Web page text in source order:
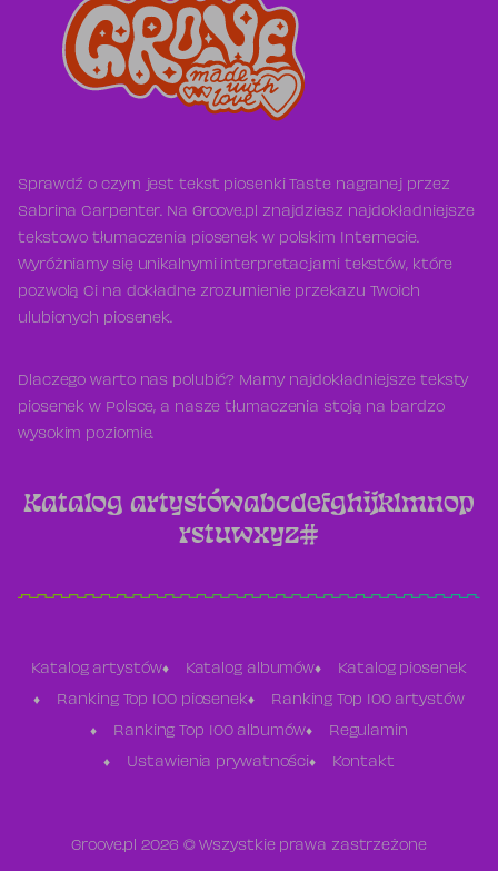
Sprawdź o czym jest tekst piosenki Taste nagranej przez
Sabrina Carpenter. Na Groove.pl znajdziesz najdokładniejsze
tekstowo tłumaczenia piosenek w polskim Internecie.
Wyróżniamy się unikalnymi interpretacjami tekstów, które
pozwolą Ci na dokładne zrozumienie przekazu Twoich
ulubionych piosenek.
Dlaczego warto nas polubić? Mamy najdokładniejsze teksty
piosenek w Polsce, a nasze tłumaczenia stoją na bardzo
wysokim poziomie.
Katalog artystówabcdefghijklmnop
rstuwxyz#
Katalog artystów Katalog albumów Katalog piosenek
Ranking Top 100 piosenek Ranking Top 100 artystów
Ranking Top 100 albumów Regulamin
Ustawienia prywatności Kontakt
Groove.pl 2026 © Wszystkie prawa zastrzeżone